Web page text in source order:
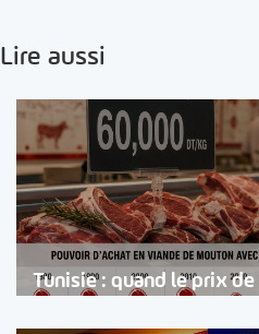
Lire aussi
Tunisie : quand le prix